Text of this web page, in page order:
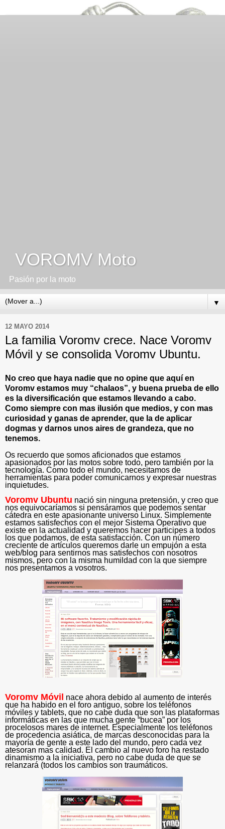
VOROMV Moto
Pasión por la moto
▼
12 MAYO 2014
La familia Voromv crece. Nace Voromv
Móvil y se consolida Voromv Ubuntu.
No creo que haya nadie que no opine que aquí en
Voromv estamos muy “chalaos”, y buena prueba de ello
es la diversificación que estamos llevando a cabo.
Como siempre con mas ilusión que medios, y con mas
curiosidad y ganas de aprender, que la de aplicar
dogmas y darnos unos aires de grandeza, que no
tenemos.
Os recuerdo que somos aficionados que estamos
apasionados por las motos sobre todo, pero también por la
tecnología. Como todo el mundo, necesitamos de
herramientas para poder comunicarnos y expresar nuestras
inquietudes.
Voromv Ubuntu nació sin ninguna pretensión, y creo que
nos equivocaríamos si pensáramos que podemos sentar
cátedra en este apasionante universo Linux. Simplemente
estamos satisfechos con el mejor Sistema Operativo que
existe en la actualidad y queremos hacer participes a todos
los que podamos, de esta satisfacción. Con un número
creciente de artículos queremos darle un empujón a esta
web/blog para sentirnos mas satisfechos con nosotros
mismos, pero con la misma humildad con la que siempre
nos presentamos a vosotros.
Voromv Móvil nace ahora debido al aumento de interés
que ha habido en el foro antiguo, sobre los teléfonos
móviles y tablets, que no cabe duda que son las plataformas
informáticas en las que mucha gente “bucea” por los
procelosos mares de internet. Especialmente los teléfonos
de procedencia asiática, de marcas desconocidas para la
mayoría de gente a este lado del mundo, pero cada vez
atesoran mas calidad. El cambio al nuevo foro ha restado
dinamismo a la iniciativa, pero no cabe duda de que se
relanzará (todos los cambios son traumáticos.